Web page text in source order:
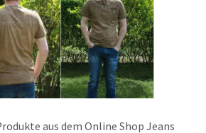
aus dem Online Shop Jeans